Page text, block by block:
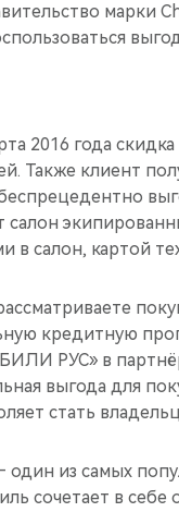
марки
2016 года
Также клиент
салон
в салон, картой
кредитную
РУС» в
выгода для
стать
один из самых
сочетает в